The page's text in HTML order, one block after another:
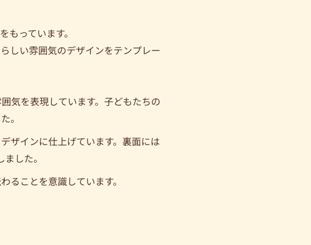
っています。
しい雰囲気のデザインをテンプレー
気を表現しています。子どもたちの
。
ザインに仕上げています。裏面には
した。
ることを意識しています。